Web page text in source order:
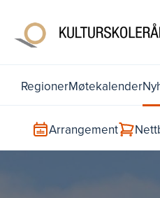
RegionerMøtekalender
Arrangement